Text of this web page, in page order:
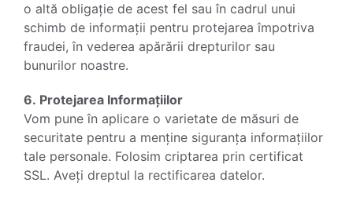
o altă obligație de acest fel sau în cadrul unui
schimb de informații pentru protejarea împotriva
fraudei, în vederea apărării drepturilor sau
bunurilor noastre.
6. Protejarea Informațiilor
Vom pune în aplicare o varietate de măsuri de
securitate pentru a menține siguranța informațiilor
tale personale. Folosim criptarea prin certificat
SSL. Aveți dreptul la rectificarea datelor.